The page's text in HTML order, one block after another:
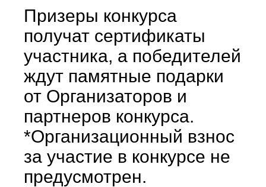
Призеры конкурса
получат сертификаты
участника, а победителей
ждут памятные подарки
от Организаторов и
партнеров конкурса.
*Организационный взнос
за участие в конкурсе не
предусмотрен.